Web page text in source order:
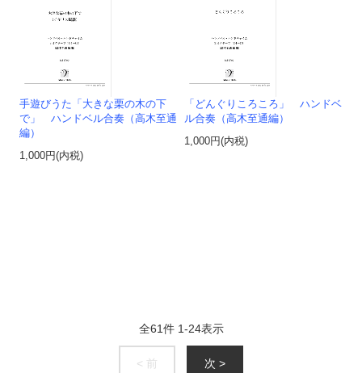
手遊びうた「大きな栗の木の下
で」 ハンドベル合奏（高木至通
編）
1,000円(内税)
「どんぐりころころ」 ハンドベ
ル合奏（高木至通編）
1,000円(内税)
全61件 1-24表示
< 前 次 >